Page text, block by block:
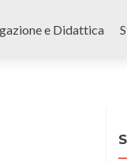
e Didattica